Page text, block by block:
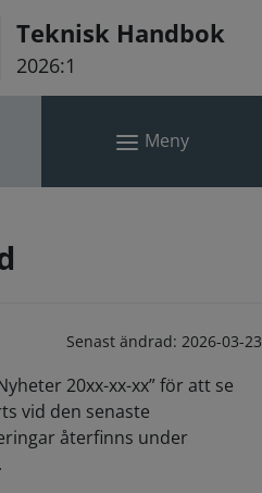
Teknisk Handbok
2026:1
Meny
Senast ändrad: 2026-03-23
20xx-xx-xx” för att se
vid den senaste
återfinns under